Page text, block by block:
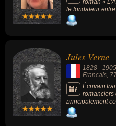
roman «
le fondateur
français «
Jules Verne
1828 - 1905
Francais ,
Écrivain
romanciers
principalement
d'aventures
propres au XIXe